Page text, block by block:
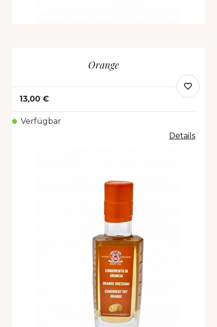
Orange
13,00 €
Verfügbar
Details